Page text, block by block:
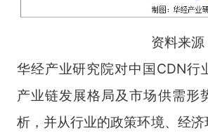
资料来
华经产业研究院对中国CDN行
产业链发展格局及市场供需形
析，并从行业的政策环境、经